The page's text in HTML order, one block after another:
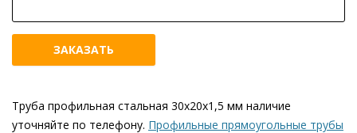
Труба профильная стальная 30х20х1,5 мм наличие
уточняйте по телефону. Профильные прямоугольные трубы